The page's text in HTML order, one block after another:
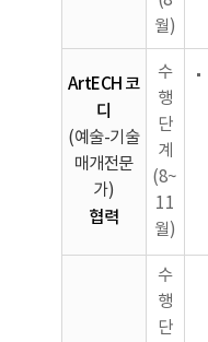
월)
ArtECH 코
디
(예술-기술
매개전문
가)
협력
수
행
단
계
(8~
11
월)
수
행
단